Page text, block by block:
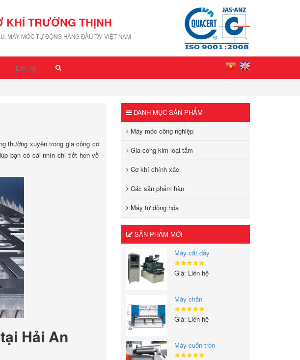
KHÍ TRƯỜNG THỊNH
MÁY MÓC TỰ ĐỘNG HÀNG ĐẦU TẠI VIỆT NAM
Liên hệ
thường xuyên trong gia công cơ
bạn có cái nhìn chi tiết hơn về
Hải An
DANH MỤC SẢN PHẨM
Máy móc công nghiệp
Gia công kim loại tấm
Cơ khí chính xác
Các sản phẩm hàn
Máy tự động hóa
SẢN PHẨM MỚI
Máy cắt dây
Giá: Liên hệ
Máy chấn
Giá: Liên hệ
Máy cuốn tròn